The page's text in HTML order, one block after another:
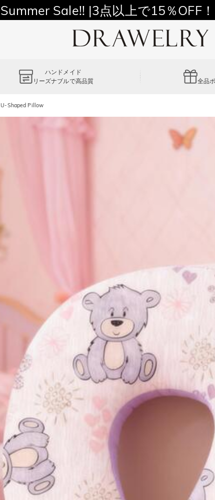
11,700円以上通常配送無料
Summer Sale!! |3点以上で15％OFF！
ハンドメイド
リーズナブルで高品質
全品
U-Shaped Pillow